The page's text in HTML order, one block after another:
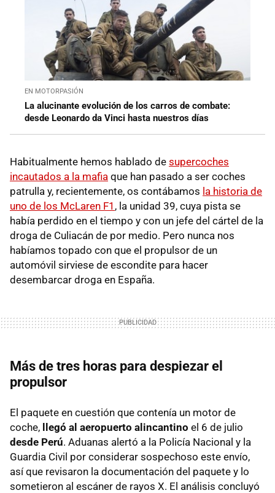
EN MOTORPASIÓN
La alucinante evolución de los carros de combate:
desde Leonardo da Vinci hasta nuestros días
Habitualmente hemos hablado de supercoches
incautados a la mafia que han pasado a ser coches
patrulla y, recientemente, os contábamos la historia de
uno de los McLaren F1 , la unidad 39, cuya pista se
había perdido en el tiempo y con un jefe del cártel de la
droga de Culiacán de por medio. Pero nunca nos
habíamos topado con que el propulsor de un
automóvil sirviese de escondite para hacer
desembarcar droga en España.
Más de tres horas para despiezar el
propulsor
El paquete en cuestión que contenía un motor de
coche, llegó al aeropuerto alincantino el 6 de julio
desde Perú. Aduanas alertó a la Policía Nacional y la
Guardia Civil por considerar sospechoso este envío,
así que revisaron la documentación del paquete y lo
sometieron al escáner de rayos X. El análisis concluyó